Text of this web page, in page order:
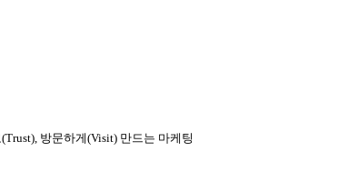
방문하게(Visit) 만드는 마케팅